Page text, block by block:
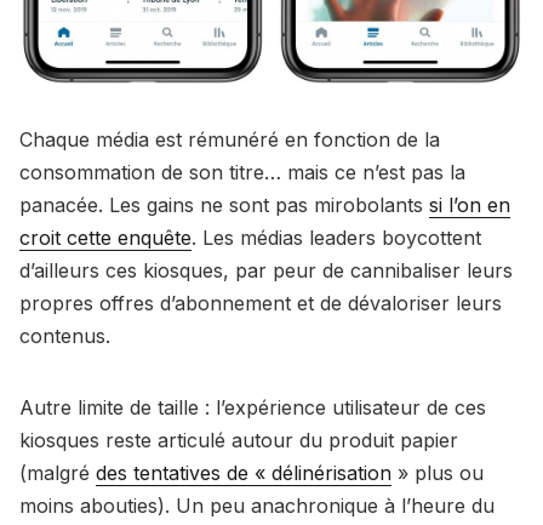
Chaque média est rémunéré en fonction de la
consommation de son titre… mais ce n’est pas la
panacée. Les gains ne sont pas mirobolants si l’on en
croit cette enquête. Les médias leaders boycottent
d’ailleurs ces kiosques, par peur de cannibaliser leurs
propres offres d’abonnement et de dévaloriser leurs
contenus.
Autre limite de taille : l’expérience utilisateur de ces
kiosques reste articulé autour du produit papier
(malgré des tentatives de « délinérisation » plus ou
moins abouties). Un peu anachronique à l’heure du